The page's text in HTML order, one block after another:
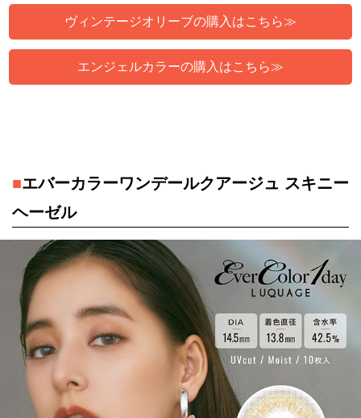
ヴィンテージオリーブの購入はこちら≫
エンジェルカラーの購入はこちら≫
■エバーカラーワンデールクアージュ スキニー
ヘーゼル